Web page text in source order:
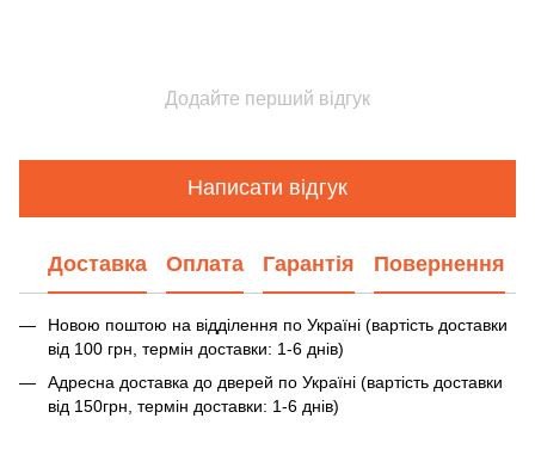
Додайте перший відгук
Написати відгук
Доставка Оплата Гарантія Повернення
Новою поштою на відділення по Україні (вартість доставки
від 100 грн, термін доставки: 1-6 днів)
Адресна доставка до дверей по Україні (вартість доставки
від 150грн, термін доставки: 1-6 днів)